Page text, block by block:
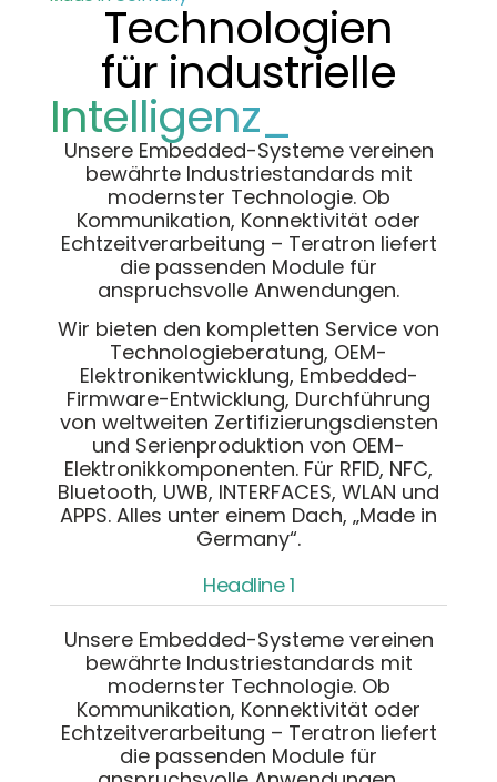
Technologien
für industrielle
Intelligenz_
Unsere Embedded-Systeme vereinen
bewährte Industriestandards mit
modernster Technologie. Ob
Kommunikation, Konnektivität oder
Echtzeitverarbeitung – Teratron liefert
die passenden Module für
anspruchsvolle Anwendungen.
Wir bieten den kompletten Service von
Technologieberatung, OEM-
Elektronikentwicklung, Embedded-
Firmware-Entwicklung, Durchführung
von weltweiten Zertifizierungsdiensten
und Serienproduktion von OEM-
Elektronikkomponenten. Für RFID, NFC,
Bluetooth, UWB, INTERFACES, WLAN und
APPS. Alles unter einem Dach, „Made in
Germany“.
Headline 1
Unsere Embedded-Systeme vereinen
bewährte Industriestandards mit
modernster Technologie. Ob
Kommunikation, Konnektivität oder
Echtzeitverarbeitung – Teratron liefert
die passenden Module für